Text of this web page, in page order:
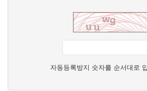
자동등록방지 숫자를 순서대로